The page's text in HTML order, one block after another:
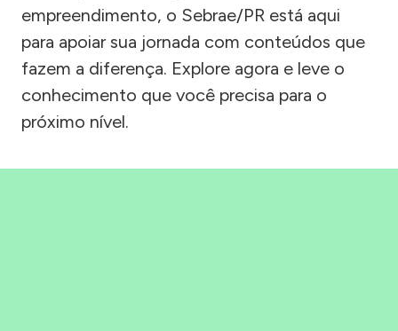
empreendimento, o Sebrae/PR está aqui
para apoiar sua jornada com conteúdos que
fazem a diferença. Explore agora e leve o
conhecimento que você precisa para o
próximo nível.